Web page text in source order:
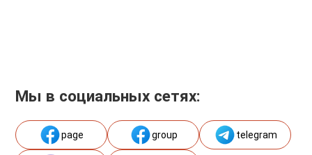
Мы в социальных сетях:
page group telegram